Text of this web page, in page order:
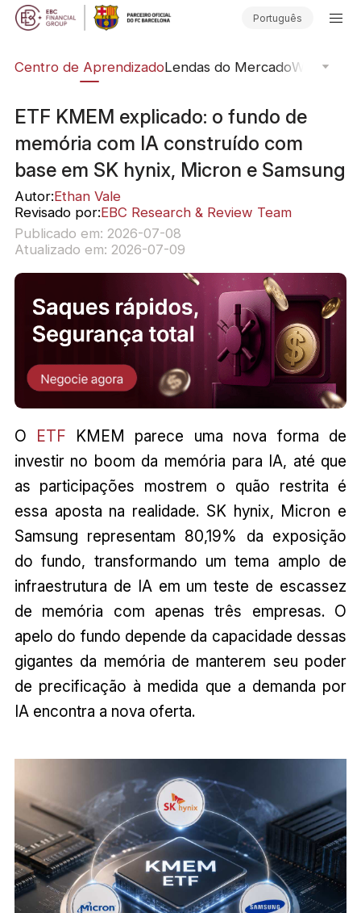
Português
Centro de AprendizadoLendas do MercadoWebinars
ETF KMEM explicado: o fundo de
memória com IA construído com
base em SK hynix, Micron e Samsung
Autor:Ethan Vale
Revisado por:EBC Research & Review Team
Publicado em: 2026-07-08
Atualizado em: 2026-07-09
O ETF KMEM parece uma nova forma de
investir no boom da memória para IA, até que
as participações mostrem o quão restrita é
essa aposta na realidade. SK hynix, Micron e
Samsung representam 80,19% da exposição
do fundo, transformando um tema amplo de
infraestrutura de IA em um teste de escassez
de memória com apenas três empresas. O
apelo do fundo depende da capacidade dessas
gigantes da memória de manterem seu poder
de precificação à medida que a demanda por
IA encontra a nova oferta.